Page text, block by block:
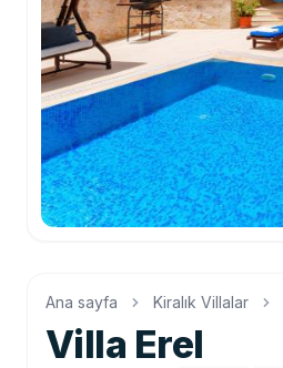
Ana sayfa Kiralık Villalar
Villa Erel